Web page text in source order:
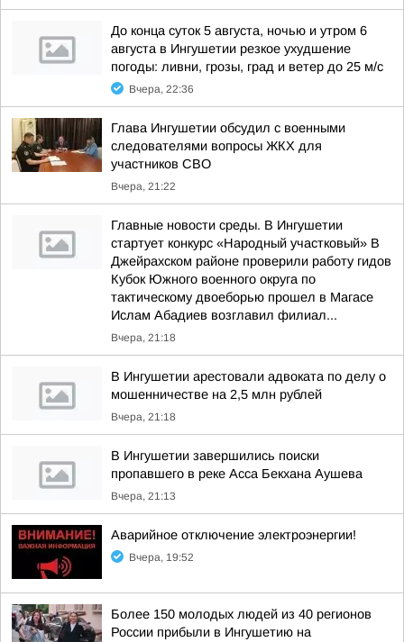
До конца суток 5 августа, ночью и утром 6
августа в Ингушетии резкое ухудшение
погоды: ливни, грозы, град и ветер до 25 м/с
Вчера, 22:36
Глава Ингушетии обсудил с военными
следователями вопросы ЖКХ для
участников СВО
Вчера, 21:22
Главные новости среды. В Ингушетии
стартует конкурс «Народный участковый» В
Джейрахском районе проверили работу гидов
Кубок Южного военного округа по
тактическому двоеборью прошел в Магасе
Ислам Абадиев возглавил филиал...
Вчера, 21:18
В Ингушетии арестовали адвоката по делу о
мошенничестве на 2,5 млн рублей
Вчера, 21:18
В Ингушетии завершились поиски
пропавшего в реке Асса Бекхана Аушева
Вчера, 21:13
Аварийное отключение электроэнергии!
Вчера, 19:52
Более 150 молодых людей из 40 регионов
России прибыли в Ингушетию на